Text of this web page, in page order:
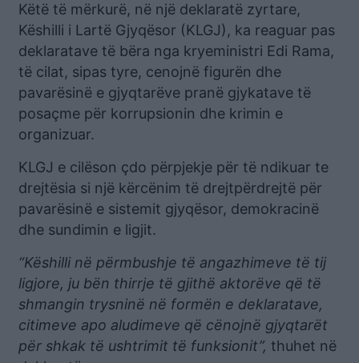
Këtë të mërkurë, në një deklaratë zyrtare,
Këshilli i Lartë Gjyqësor (KLGJ), ka reaguar pas
deklaratave të bëra nga kryeministri Edi Rama,
të cilat, sipas tyre, cenojnë figurën dhe
pavarësinë e gjyqtarëve pranë gjykatave të
posaçme për korrupsionin dhe krimin e
organizuar.
KLGJ e cilëson çdo përpjekje për të ndikuar te
drejtësia si një kërcënim të drejtpërdrejtë për
pavarësinë e sistemit gjyqësor, demokracinë
dhe sundimin e ligjit.
“Këshilli në përmbushje të angazhimeve të tij
ligjore, ju bën thirrje të gjithë aktorëve që të
shmangin trysninë në formën e deklaratave,
citimeve apo aludimeve që cënojnë gjyqtarët
për shkak të ushtrimit të funksionit”, thuhet në